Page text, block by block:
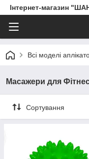
Інтернет-магазин
Всі моделі
Масажери для
Сортування